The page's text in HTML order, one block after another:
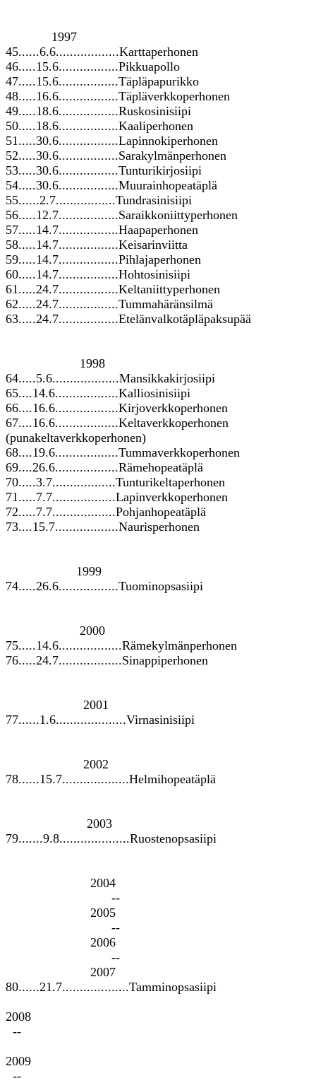
1997
45......6.6..................Karttaperhonen
46.....15.6.................Pikkuapollo
47.....15.6.................Täpläpapurikko
48.....16.6.................Täpläverkkoperhonen
49.....18.6.................Ruskosinisiipi
50.....18.6.................Kaaliperhonen
51.....30.6.................Lapinnokiperhonen
52.....30.6.................Sarakylmänperhonen
53.....30.6.................Tunturikirjosiipi
54.....30.6.................Muurainhopeatäplä
55......2.7.................Tundrasinisiipi
56.....12.7.................Saraikkoniittyperhonen
57.....14.7.................Haapaperhonen
58.....14.7.................Keisarinviitta
59.....14.7.................Pihlajaperhonen
60.....14.7.................Hohtosinisiipi
61.....24.7.................Keltaniittyperhonen
62.....24.7.................Tummahäränsilmä
63.....24.7.................Etelänvalkotäpläpaksupää
1998
64.....5.6...................Mansikkakirjosiipi
65....14.6..................Kalliosinisiipi
66....16.6..................Kirjoverkkoperhonen
67....16.6..................Keltaverkkoperhonen
(punakeltaverkkoperhonen)
68....19.6..................Tummaverkkoperhonen
69....26.6..................Rämehopeatäplä
70.....3.7..................Tunturikeltaperhonen
71.....7.7..................Lapinverkkoperhonen
72.....7.7..................Pohjanhopeatäplä
73....15.7..................Naurisperhonen
1999
74.....26.6.................Tuominopsasiipi
2000
75.....14.6..................Rämekylmänperhonen
76.....24.7..................Sinappiperhonen
2001
77......1.6....................Virnasinisiipi
2002
78......15.7...................Helmihopeatäplä
2003
79.......9.8....................Ruostenopsasiipi
2004
--
2005
--
2006
--
2007
80......21.7...................Tamminopsasiipi
2008
--
2009
--